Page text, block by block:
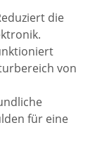
die
von
für eine